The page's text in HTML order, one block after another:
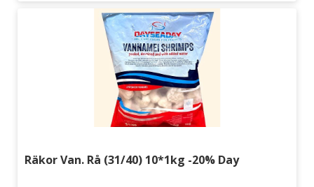
Räkor Van. Rå (31/40) 10*1kg -20% Day